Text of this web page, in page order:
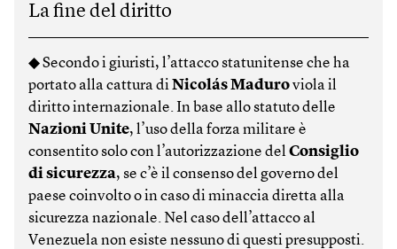
La fine del diritto
◆ Secondo i giuristi, l’attacco statunitense che ha
portato alla cattura diNicolás Maduroviola il
diritto internazionale. In base allo statuto delle
Nazioni Unite, l’uso della forza militare è
consentito solo con l’autorizzazione delConsiglio
di sicurezza, se c’è il consenso del governo del
paese coinvolto o in caso di minaccia diretta alla
sicurezza nazionale. Nel caso dell’attacco al
Venezuela non esiste nessuno di questi presupposti.